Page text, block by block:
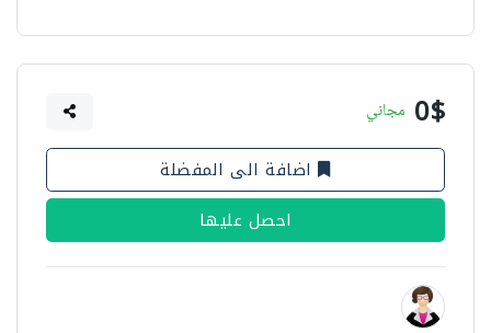
0$ مجاني
اضافة الى المفضلة
احصل عليها